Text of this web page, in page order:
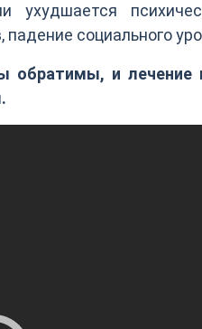
ухудшается
социального
обратимы, и лечение